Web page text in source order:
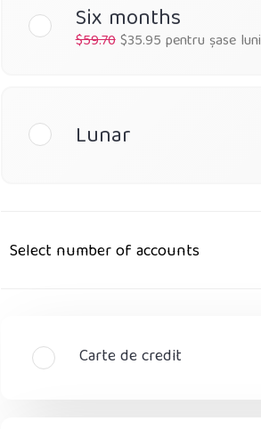
Six months
$59.70$35.95 pentru șase luni
Lunar
Select number of accounts
Carte de credit